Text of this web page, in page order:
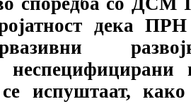
дека
испуштаат,